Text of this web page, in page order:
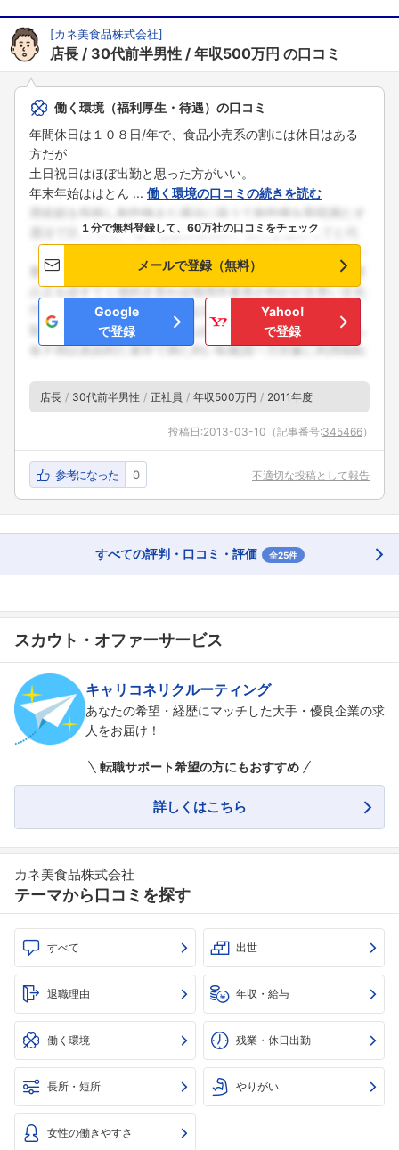
フォローしました
こちらの企業もフォローしませんか？
[カネ美食品株式会社]
店長 30代前半男性 年収500万円 の口コミ
働く環境（福利厚生・待遇）の口コミ
年間休日は１０８日/年で、食品小売系の割には休日はある
方だが
土日祝日はほぼ出勤と思った方がいい。
年末年始ははとん ... 働く環境の口コミの続きを読む
１分で無料登録して、60万社の口コミをチェック
メールで登録（無料）
Google
で登録
Yahoo!
で登録
店長 30代前半男性 正社員 年収500万円 2011年度
投稿日:2013-03-10 （記事番号:345466）
参考になった 0 不適切な投稿として報告
すべての評判・口コミ・評価 全25件
スカウト・オファーサービス
キャリコネリクルーティング
あなたの希望・経歴にマッチした大手・優良企業の求
人をお届け！
転職サポート希望の方にもおすすめ
詳しくはこちら
カネ美食品株式会社
テーマから口コミを探す
すべて 出世
退職理由 年収・給与
働く環境 残業・休日出勤
長所・短所 やりがい
女性の働きやすさ